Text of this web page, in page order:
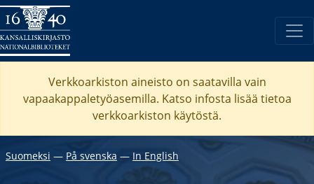
Verkkoarkiston aineisto on saatavilla vain
vapaakappaletyöasemilla. Katso infosta lisää tietoa
verkkoarkiston käytöstä.
Suomeksi ― På svenska ― In English